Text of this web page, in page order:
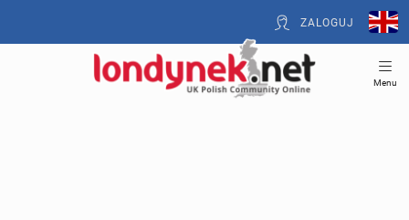
ZALOGUJ
Menu